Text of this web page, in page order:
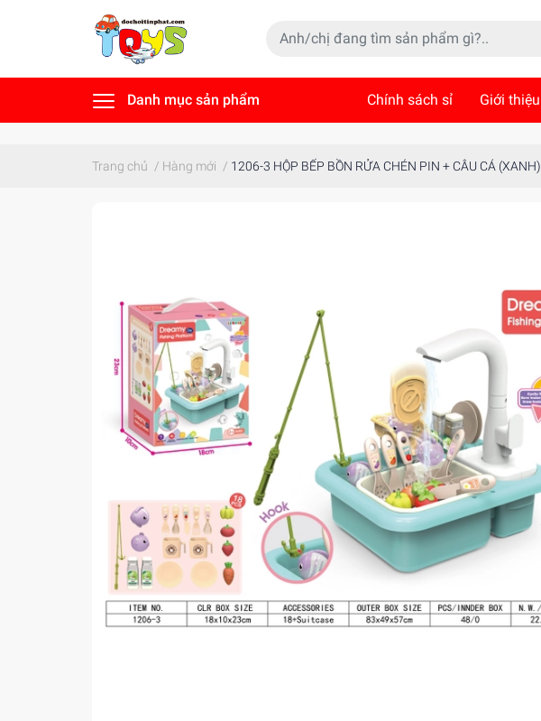
Danh mục sản phẩm Chính sách sỉ Giới thiệu
Trang chủ / Hàng mới / 1206-3 HỘP BẾP BỒN RỬA CHÉN PIN + CÂU CÁ (XANH)